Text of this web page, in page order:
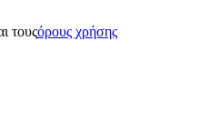
τουςόρους χρήσης